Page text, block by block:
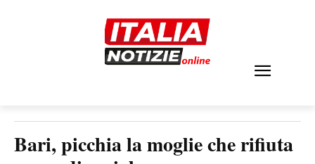
Bari, picchia la moglie che rifiuta